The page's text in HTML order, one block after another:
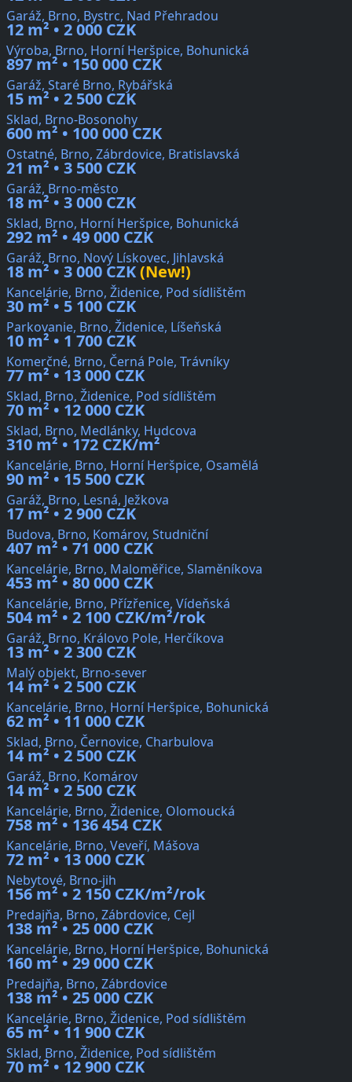
Garáž, Brno, Bystrc, Nad Přehradou
12 m² • 2 000 CZK
Výroba, Brno, Horní Heršpice, Bohunická
897 m² • 150 000 CZK
Garáž, Staré Brno, Rybářská
15 m² • 2 500 CZK
Sklad, Brno-Bosonohy
600 m² • 100 000 CZK
Ostatné, Brno, Zábrdovice, Bratislavská
21 m² • 3 500 CZK
Garáž, Brno-město
18 m² • 3 000 CZK
Sklad, Brno, Horní Heršpice, Bohunická
292 m² • 49 000 CZK
Garáž, Brno, Nový Lískovec, Jihlavská
18 m² • 3 000 CZK(New!)
Kancelárie, Brno, Židenice, Pod sídlištěm
30 m² • 5 100 CZK
Parkovanie, Brno, Židenice, Líšeňská
10 m² • 1 700 CZK
Komerčné, Brno, Černá Pole, Trávníky
77 m² • 13 000 CZK
Sklad, Brno, Židenice, Pod sídlištěm
70 m² • 12 000 CZK
Sklad, Brno, Medlánky, Hudcova
310 m² • 172 CZK/m²
Kancelárie, Brno, Horní Heršpice, Osamělá
90 m² • 15 500 CZK
Garáž, Brno, Lesná, Ježkova
17 m² • 2 900 CZK
Budova, Brno, Komárov, Studniční
407 m² • 71 000 CZK
Kancelárie, Brno, Maloměřice, Slaměníkova
453 m² • 80 000 CZK
Kancelárie, Brno, Přízřenice, Vídeňská
504 m² • 2 100 CZK/m²/rok
Garáž, Brno, Královo Pole, Herčíkova
13 m² • 2 300 CZK
Malý objekt, Brno-sever
14 m² • 2 500 CZK
Kancelárie, Brno, Horní Heršpice, Bohunická
62 m² • 11 000 CZK
Sklad, Brno, Černovice, Charbulova
14 m² • 2 500 CZK
Garáž, Brno, Komárov
14 m² • 2 500 CZK
Kancelárie, Brno, Židenice, Olomoucká
758 m² • 136 454 CZK
Kancelárie, Brno, Veveří, Mášova
72 m² • 13 000 CZK
Nebytové, Brno-jih
156 m² • 2 150 CZK/m²/rok
Predajňa, Brno, Zábrdovice, Cejl
138 m² • 25 000 CZK
Kancelárie, Brno, Horní Heršpice, Bohunická
160 m² • 29 000 CZK
Predajňa, Brno, Zábrdovice
138 m² • 25 000 CZK
Kancelárie, Brno, Židenice, Pod sídlištěm
65 m² • 11 900 CZK
Sklad, Brno, Židenice, Pod sídlištěm
70 m² • 12 900 CZK